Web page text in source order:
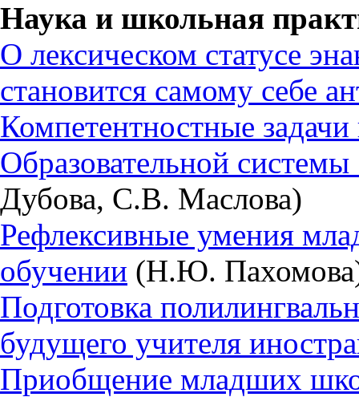
Наука и школьная
О лексическом статусе
становится самому себе
Компетентностные
Образовательной
Дубова, С.В. Маслова)
Рефлексивные умения
обучении (Н.Ю.
Подготовка
будущего учителя
Приобщение младших